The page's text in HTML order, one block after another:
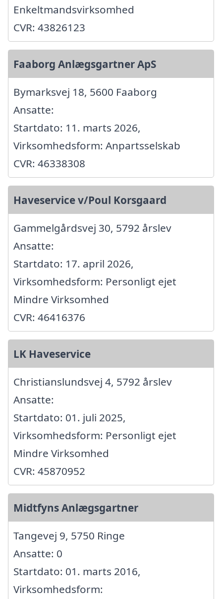
Enkeltmandsvirksomhed
CVR: 43826123
Faaborg Anlægsgartner ApS
Bymarksvej 18, 5600 Faaborg
Ansatte:
Startdato: 11. marts 2026,
Virksomhedsform: Anpartsselskab
CVR: 46338308
Haveservice v/Poul Korsgaard
Gammelgårdsvej 30, 5792 årslev
Ansatte:
Startdato: 17. april 2026,
Virksomhedsform: Personligt ejet
Mindre Virksomhed
CVR: 46416376
LK Haveservice
Christianslundsvej 4, 5792 årslev
Ansatte:
Startdato: 01. juli 2025,
Virksomhedsform: Personligt ejet
Mindre Virksomhed
CVR: 45870952
Midtfyns Anlægsgartner
Tangevej 9, 5750 Ringe
Ansatte: 0
Startdato: 01. marts 2016,
Virksomhedsform: